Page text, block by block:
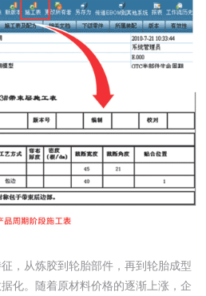
，从炼胶到轮胎部件，再到轮胎成型
化。随着原材料价格的逐渐上涨，企